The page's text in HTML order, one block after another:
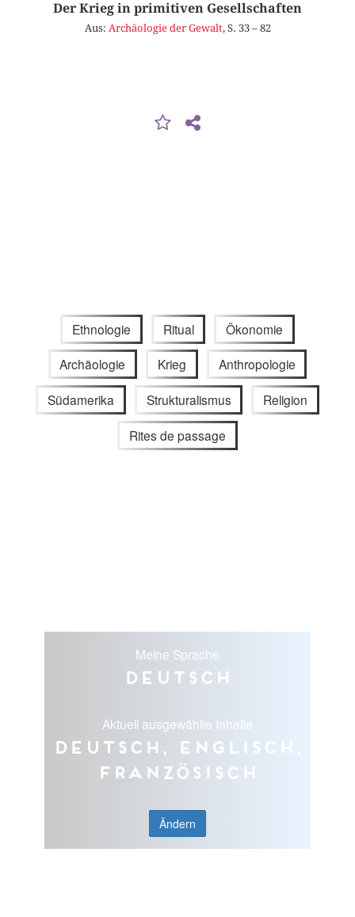
Der Krieg in primitiven Gesellschaften
Aus: Archäologie der Gewalt, S. 33 – 82
Ethnologie Ritual Ökonomie
Archäologie Krieg Anthropologie
Südamerika Strukturalismus Religion
Rites de passage
Meine Sprache
Deutsch
Aktuell ausgewählte Inhalte
Deutsch, Englisch,
Französisch
Ändern